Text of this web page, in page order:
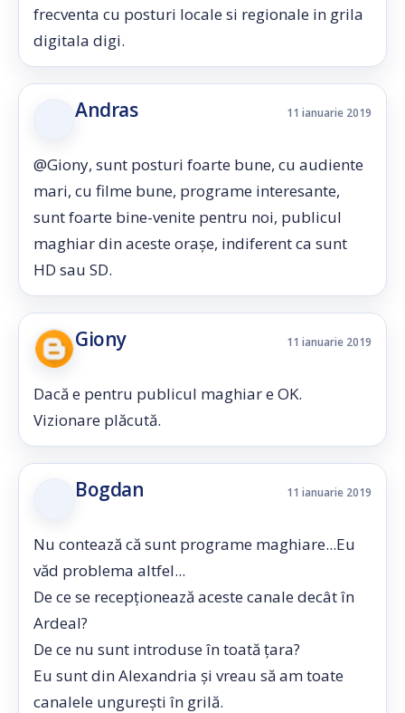
frecventa cu posturi locale si regionale in grila
digitala digi.
Andras 11 ianuarie 2019
@Giony, sunt posturi foarte bune, cu audiente
mari, cu filme bune, programe interesante,
sunt foarte bine-venite pentru noi, publicul
maghiar din aceste orașe, indiferent ca sunt
HD sau SD.
Giony 11 ianuarie 2019
Dacă e pentru publicul maghiar e OK.
Vizionare plăcută.
Bogdan 11 ianuarie 2019
Nu contează că sunt programe maghiare...Eu
văd problema altfel...
De ce se recepționează aceste canale decât în
Ardeal?
De ce nu sunt introduse în toată țara?
Eu sunt din Alexandria și vreau să am toate
canalele ungurești în grilă.